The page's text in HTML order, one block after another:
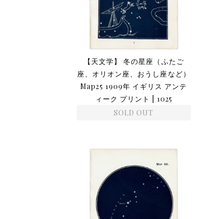
【天文学】 冬の星座（ふたご
座、オリオン座、おうし座など）
Map25 1909年 イギリス アンテ
ィーク プリント | 1025
SOLD OUT